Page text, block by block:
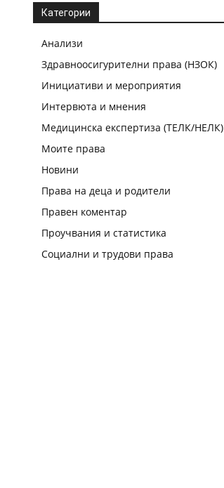
Категории
Анализи
Здравноосигурителни права (НЗОК)
Инициативи и мероприятия
Интервюта и мнения
Медицинска експертиза (ТЕЛК/НЕЛК)
Моите права
Новини
Права на деца и родители
Правен коментар
Проучвания и статистика
Социални и трудови права